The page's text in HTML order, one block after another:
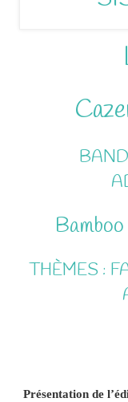
THÈMES :
Présentation de